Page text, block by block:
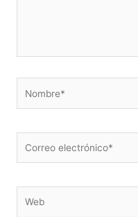
electrónico*